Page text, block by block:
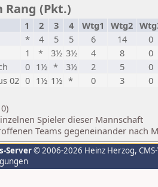
Rang (Pkt.)
1 2 3 4 Wtg1 Wtg2
* 4 5 5 6 14
0
1 * 3½ 3½ 4 8
0
0 1½ * 3½ 2 5
0
02 0 1½ 1½ * 0 3
0
Spieler dieser Mannschaft
Teams gegeneinander nach
Server© 2006-2026 Heinz Herzog,